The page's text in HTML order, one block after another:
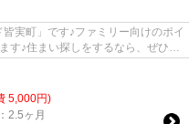
実町」です♪ファミリー向けのポイ
す♪住まい探しをするなら、ぜひ当
5,000円)
2.5ヶ月